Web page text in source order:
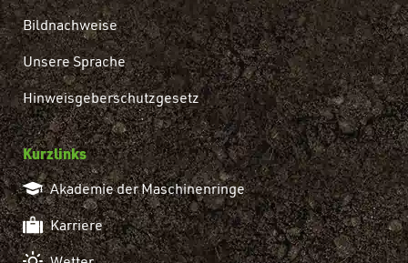
Bildnachweise
Unsere Sprache
Hinweisgeberschutzgesetz
Kurzlinks
Akademie der Maschinenringe
Karriere